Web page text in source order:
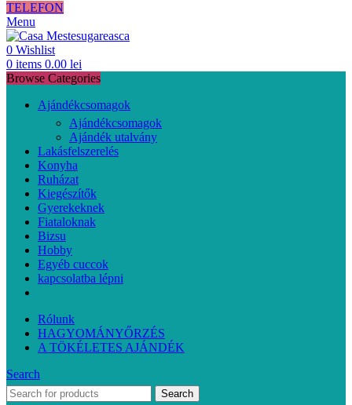
TELEFON
Menu
0 Wishlist
0 items 0.00 lei
Browse Categories
Ajándékcsomagok
Ajándékcsomagok
Ajándék utalvány
Lakásfelszerelés
Konyha
Ruházat
Kiegészítők
Gyerekeknek
Fiataloknak
Bizsu
Hobby
Egyéb cuccok
kapcsolatba lépni
Rólunk
HAGYOMÁNYŐRZÉS
A TÖKÉLETES AJÁNDÉK
Search
Search